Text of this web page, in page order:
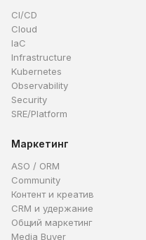
CI/CD
Cloud
IaC
Infrastructure
Kubernetes
Observability
Security
SRE/Platform
Маркетинг
ASO / ORM
Community
Контент и креатив
CRM и удержание
Общий маркетинг
Media Buyer